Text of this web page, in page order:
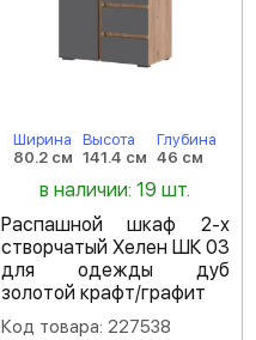
Ширина
80.2 см
Высота
141.4 см
Глубина
46 см
в наличии: 19 шт.
Распашной шкаф 2-х
створчатый Хелен ШК 03
для одежды дуб
золотой крафт/графит
Код товара: 227538